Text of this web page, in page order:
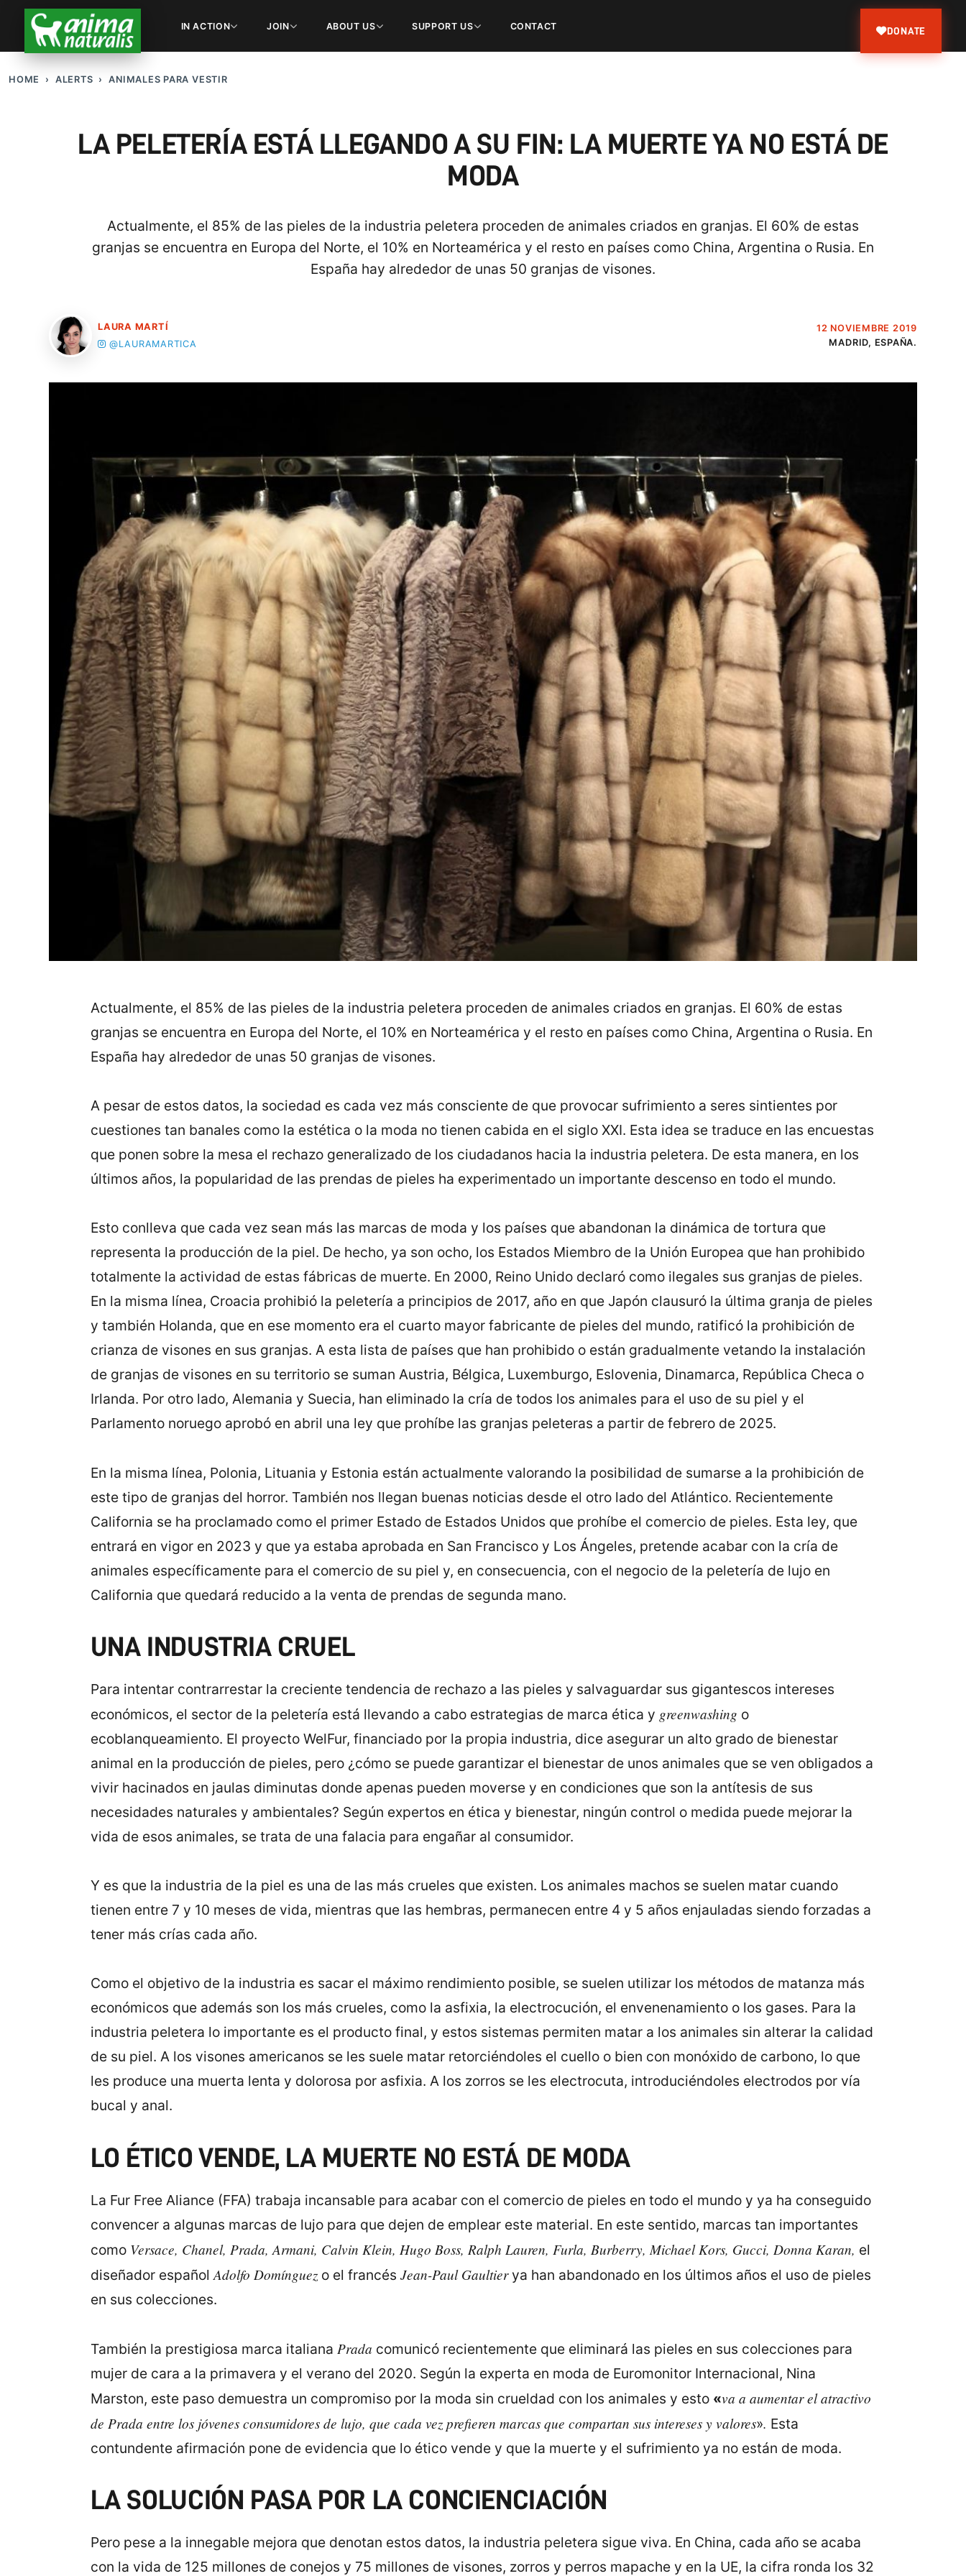
IN ACTION JOIN ABOUT US SUPPORT US CONTACT DONATE
HOME ALERTS ANIMALES PARA VESTIR
LA PELETERÍA ESTÁ LLEGANDO A SU FIN: LA MUERTE YA NO ESTÁ DE
MODA
Actualmente, el 85% de las pieles de la industria peletera proceden de animales criados en granjas. El 60% de estas
granjas se encuentra en Europa del Norte, el 10% en Norteamérica y el resto en países como China, Argentina o Rusia. En
España hay alrededor de unas 50 granjas de visones.
LAURA MARTÍ
@LAURAMARTICA
12 NOVIEMBRE 2019
MADRID, ESPAÑA.
Actualmente, el 85% de las pieles de la industria peletera proceden de animales criados en granjas. El 60% de estas
granjas se encuentra en Europa del Norte, el 10% en Norteamérica y el resto en países como China, Argentina o Rusia. En
España hay alrededor de unas 50 granjas de visones.
A pesar de estos datos, la sociedad es cada vez más consciente de que provocar sufrimiento a seres sintientes por
cuestiones tan banales como la estética o la moda no tienen cabida en el siglo XXI. Esta idea se traduce en las encuestas
que ponen sobre la mesa el rechazo generalizado de los ciudadanos hacia la industria peletera. De esta manera, en los
últimos años, la popularidad de las prendas de pieles ha experimentado un importante descenso en todo el mundo.
Esto conlleva que cada vez sean más las marcas de moda y los países que abandonan la dinámica de tortura que
representa la producción de la piel. De hecho, ya son ocho, los Estados Miembro de la Unión Europea que han prohibido
totalmente la actividad de estas fábricas de muerte. En 2000, Reino Unido declaró como ilegales sus granjas de pieles.
En la misma línea, Croacia prohibió la peletería a principios de 2017, año en que Japón clausuró la última granja de pieles
y también Holanda, que en ese momento era el cuarto mayor fabricante de pieles del mundo, ratificó la prohibición de
crianza de visones en sus granjas. A esta lista de países que han prohibido o están gradualmente vetando la instalación
de granjas de visones en su territorio se suman Austria, Bélgica, Luxemburgo, Eslovenia, Dinamarca, República Checa o
Irlanda. Por otro lado, Alemania y Suecia, han eliminado la cría de todos los animales para el uso de su piel y el
Parlamento noruego aprobó en abril una ley que prohíbe las granjas peleteras a partir de febrero de 2025.
En la misma línea, Polonia, Lituania y Estonia están actualmente valorando la posibilidad de sumarse a la prohibición de
este tipo de granjas del horror. También nos llegan buenas noticias desde el otro lado del Atlántico. Recientemente
California se ha proclamado como el primer Estado de Estados Unidos que prohíbe el comercio de pieles. Esta ley, que
entrará en vigor en 2023 y que ya estaba aprobada en San Francisco y Los Ángeles, pretende acabar con la cría de
animales específicamente para el comercio de su piel y, en consecuencia, con el negocio de la peletería de lujo en
California que quedará reducido a la venta de prendas de segunda mano.
UNA INDUSTRIA CRUEL
Para intentar contrarrestar la creciente tendencia de rechazo a las pieles y salvaguardar sus gigantescos intereses
económicos, el sector de la peletería está llevando a cabo estrategias de marca ética y greenwashing o
ecoblanqueamiento. El proyecto WelFur, financiado por la propia industria, dice asegurar un alto grado de bienestar
animal en la producción de pieles, pero ¿cómo se puede garantizar el bienestar de unos animales que se ven obligados a
vivir hacinados en jaulas diminutas donde apenas pueden moverse y en condiciones que son la antítesis de sus
necesidades naturales y ambientales? Según expertos en ética y bienestar, ningún control o medida puede mejorar la
vida de esos animales, se trata de una falacia para engañar al consumidor.
Y es que la industria de la piel es una de las más crueles que existen. Los animales machos se suelen matar cuando
tienen entre 7 y 10 meses de vida, mientras que las hembras, permanecen entre 4 y 5 años enjauladas siendo forzadas a
tener más crías cada año.
Como el objetivo de la industria es sacar el máximo rendimiento posible, se suelen utilizar los métodos de matanza más
económicos que además son los más crueles, como la asfixia, la electrocución, el envenenamiento o los gases. Para la
industria peletera lo importante es el producto final, y estos sistemas permiten matar a los animales sin alterar la calidad
de su piel. A los visones americanos se les suele matar retorciéndoles el cuello o bien con monóxido de carbono, lo que
les produce una muerta lenta y dolorosa por asfixia. A los zorros se les electrocuta, introduciéndoles electrodos por vía
bucal y anal.
LO ÉTICO VENDE, LA MUERTE NO ESTÁ DE MODA
La Fur Free Aliance (FFA) trabaja incansable para acabar con el comercio de pieles en todo el mundo y ya ha conseguido
convencer a algunas marcas de lujo para que dejen de emplear este material. En este sentido, marcas tan importantes
como Versace, Chanel, Prada, Armani, Calvin Klein, Hugo Boss, Ralph Lauren, Furla, Burberry, Michael Kors, Gucci, Donna Karan, el
diseñador español Adolfo Domínguezo el francés Jean-Paul Gaultierya han abandonado en los últimos años el uso de pieles
en sus colecciones.
También la prestigiosa marca italiana Prada comunicó recientemente que eliminará las pieles en sus colecciones para
mujer de cara a la primavera y el verano del 2020. Según la experta en moda de Euromonitor Internacional, Nina
Marston, este paso demuestra un compromiso por la moda sin crueldad con los animales y esto «va a aumentar el atractivo
de Prada entre los jóvenes consumidores de lujo, que cada vez prefieren marcas que compartan sus intereses y valores». Esta
contundente afirmación pone de evidencia que lo ético vende y que la muerte y el sufrimiento ya no están de moda.
LA SOLUCIÓN PASA POR LA CONCIENCIACIÓN
Pero pese a la innegable mejora que denotan estos datos, la industria peletera sigue viva. En China, cada año se acaba
con la vida de 125 millones de conejos y 75 millones de visones, zorros y perros mapache y en la UE, la cifra ronda los 32